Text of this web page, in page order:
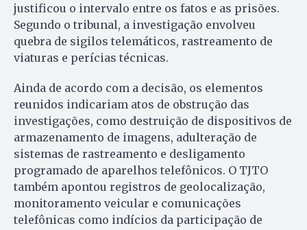
justificou o intervalo entre os fatos e as prisões.
Segundo o tribunal, a investigação envolveu
quebra de sigilos telemáticos, rastreamento de
viaturas e perícias técnicas.
Ainda de acordo com a decisão, os elementos
reunidos indicariam atos de obstrução das
investigações, como destruição de dispositivos de
armazenamento de imagens, adulteração de
sistemas de rastreamento e desligamento
programado de aparelhos telefônicos. O TJTO
também apontou registros de geolocalização,
monitoramento veicular e comunicações
telefônicas como indícios da participação de